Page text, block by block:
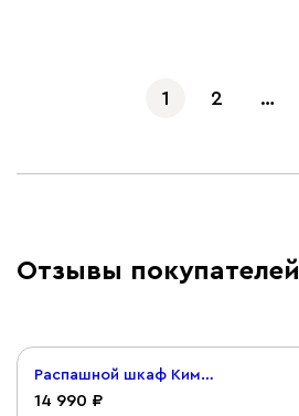
1 2 …
Отзывы покупателей
Распашной шкаф Кимбол 2-80x190 Белый
14 990